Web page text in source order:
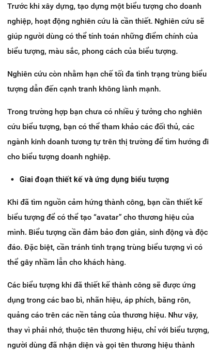
Trước khi xây dựng, tạo dựng một biểu tượng cho doanh
nghiệp, hoạt động nghiên cứu là cần thiết. Nghiên cứu sẽ
giúp người dùng có thể tính toán những điểm chính của
biểu tượng, màu sắc, phong cách của biểu tượng.
Nghiên cứu còn nhằm hạn chế tối đa tình trạng trùng biểu
tượng dẫn đến cạnh tranh không lành mạnh.
Trong trường hợp bạn chưa có nhiều ý tưởng cho nghiên
cứu biểu tượng, bạn có thể tham khảo các đối thủ, các
ngành kinh doanh tương tự trên thị trường để tìm hướng đi
cho biểu tượng doanh nghiệp.
Giai đoạn thiết kế và ứng dụng biểu tượng
Khi đã tìm nguồn cảm hứng thành công, bạn cần thiết kế
biểu tượng để có thể tạo “avatar” cho thương hiệu của
mình. Biểu tượng cần đảm bảo đơn giản, sinh động và độc
đáo. Đặc biệt, cần tránh tình trạng trùng biểu tượng vì có
thể gây nhầm lẫn cho khách hàng.
Các biểu tượng khi đã thiết kế thành công sẽ được ứng
dụng trong các bao bì, nhãn hiệu, áp phích, băng rôn,
quảng cáo trên các nền tảng của thương hiệu. Như vậy,
thay vì phải nhớ, thuộc tên thương hiệu, chỉ với biểu tượng,
người dùng đã nhận diện và gọi tên thương hiệu thành